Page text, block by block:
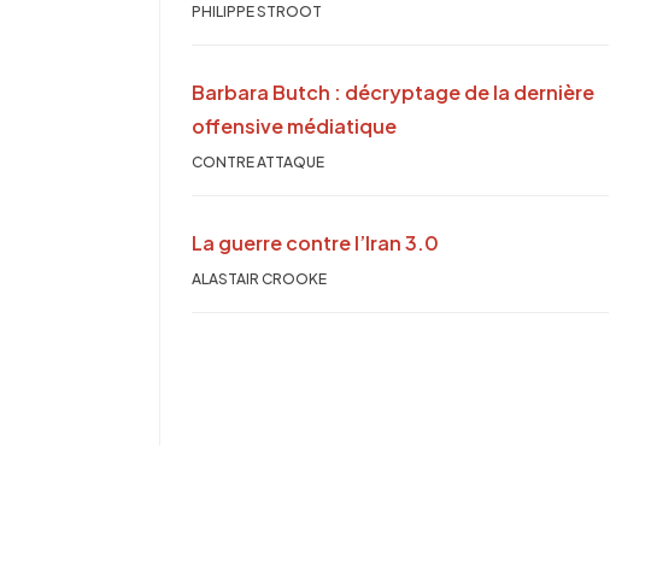
PHILIPPE STROOT
Barbara Butch : décryptage de la dernière
offensive médiatique
CONTRE ATTAQUE
La guerre contre l’Iran 3.0
ALASTAIR CROOKE